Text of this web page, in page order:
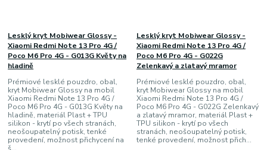
Lesklý kryt Mobiwear Glossy -
Xiaomi Redmi Note 13 Pro 4G /
Poco M6 Pro 4G - G013G Květy na
hladině
Prémiové lesklé pouzdro, obal,
kryt Mobiwear Glossy na mobil
Xiaomi Redmi Note 13 Pro 4G /
Poco M6 Pro 4G - G013G Květy na
hladině, materiál Plast + TPU
silikon - krytí po všech stranách,
neošoupatelný potisk, tenké
provedení, možnost přichycení na
Lesklý kryt Mobiwear Glossy -
Xiaomi Redmi Note 13 Pro 4G /
Poco M6 Pro 4G - G022G
Zelenkavý a zlatavý mramor
Prémiové lesklé pouzdro, obal,
kryt Mobiwear Glossy na mobil
Xiaomi Redmi Note 13 Pro 4G /
Poco M6 Pro 4G - G022G Zelenkavý
a zlatavý mramor, materiál Plast +
TPU silikon - krytí po všech
stranách, neošoupatelný potisk,
tenké provedení, možnost přich...